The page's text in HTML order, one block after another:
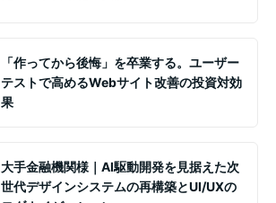
「作ってから後悔」を卒業する。ユーザー
テストで高めるWebサイト改善の投資対効
果
大手金融機関様｜AI駆動開発を見据えた次
世代デザインシステムの再構築とUI/UXの